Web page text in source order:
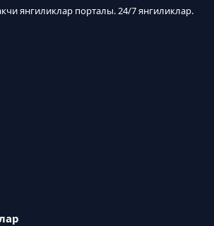
янгиликлар порталы. 24/7 янгиликлар.